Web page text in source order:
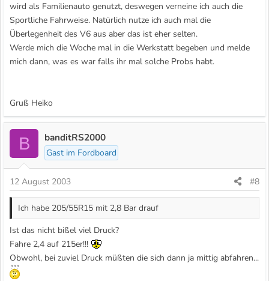
wird als Familienauto genutzt, deswegen verneine ich auch die
Sportliche Fahrweise. Natürlich nutze ich auch mal die
Überlegenheit des V6 aus aber das ist eher selten.
Werde mich die Woche mal in die Werkstatt begeben und melde
mich dann, was es war falls ihr mal solche Probs habt.
Gruß Heiko
B banditRS2000
Gast im Fordboard
12 August 2003 #8
Ich habe 205/55R15 mit 2,8 Bar drauf
Ist das nicht bißel viel Druck?
Fahre 2,4 auf 215er!!!
Obwohl, bei zuviel Druck müßten die sich dann ja mittig abfahren...